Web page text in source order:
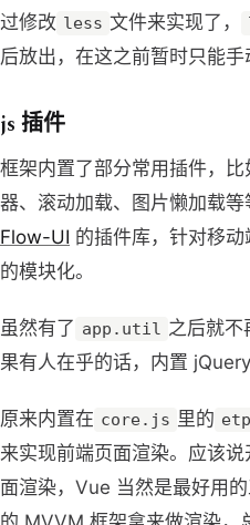
过修改 less 文件来实现了，
后放出，在这之前暂时只能手
js 插件
框架内置了部分常用插件，
器、滚动加载、图片懒加载
Flow-UI 的插件库，针对移
的模块化。
虽然有了 app.util 之后就不
果有人在乎的话，内置
原来内置在 core.js 里的
来实现前端页面渲染。应该
面渲染，Vue 当然是最好用